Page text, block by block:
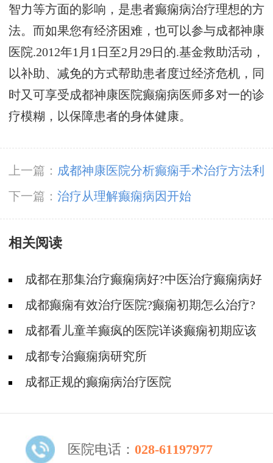
智力等方面的影响，是患者癫痫病治疗理想的方
法。而如果您有经济困难，也可以参与成都神康
医院.2012年1月1日至2月29日的.基金救助活动，
以补助、减免的方式帮助患者度过经济危机，同
时又可享受成都神康医院癫痫病医师多对一的诊
疗模糊，以保障患者的身体健康。
上一篇： 成都神康医院分析癫痫手术治疗方法利
弊
下一篇： 治疗从理解癫痫病因开始
相关阅读
成都在那集治疗癫痫病好?中医治疗癫痫病好
吗?成都癫痫有效治疗医院?癫痫初期怎么治疗?
成都看儿童羊癫疯的医院详谈癫痫初期应该
怎么治疗?
成都专治癫痫病研究所
成都正规的癫痫病治疗医院
医院电话： 028-61197977